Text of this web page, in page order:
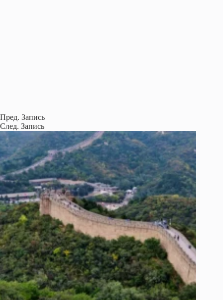
Пред. Запись
След. Запись